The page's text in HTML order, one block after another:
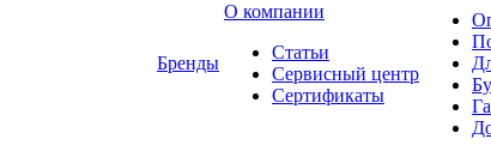
Бренды
O компании
Статьи
Сервисный центр
Сертификаты